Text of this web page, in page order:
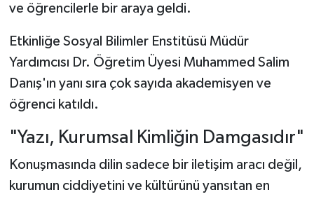
ve öğrencilerle bir araya geldi.
Etkinliğe Sosyal Bilimler Enstitüsü Müdür
Yardımcısı Dr. Öğretim Üyesi Muhammed Salim
Danış'ın yanı sıra çok sayıda akademisyen ve
öğrenci katıldı.
"Yazı, Kurumsal Kimliğin Damgasıdır"
Konuşmasında dilin sadece bir iletişim aracı değil,
kurumun ciddiyetini ve kültürünü yansıtan en